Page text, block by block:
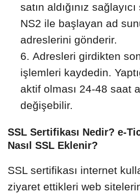
satın aldığınız
NS2 ile başlayan ad
adreslerini gönderir.
Adresleri girdikten
işlemleri kaydedin.
aktif olması 24-48 saat
değişebilir.
SSL Sertifikası Nedir? e-
Nasıl SSL Eklenir?
SSL sertifikası internet
ziyaret ettikleri web